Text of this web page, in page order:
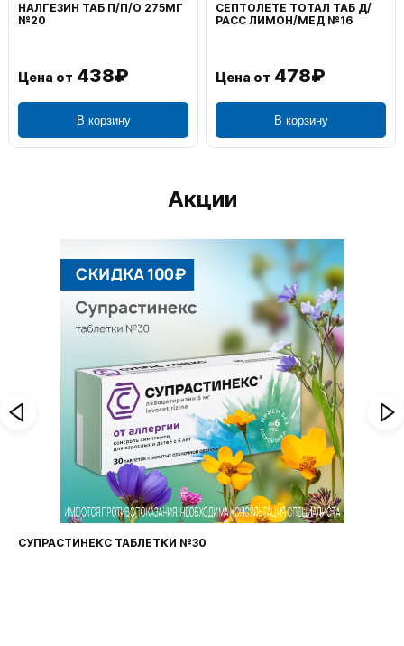
НАЛГЕЗИН ТАБ П/П/О 275МГ
№20
Цена от 438₽
В корзину
СЕПТОЛЕТЕ ТОТАЛ ТАБ Д/
РАСС ЛИМОН/МЕД №16
Цена от 478₽
В корзину
Акции
СУПРАСТИНЕКС ТАБЛЕТКИ №30